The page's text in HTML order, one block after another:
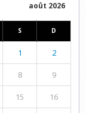
août 2026
S D
1 2
8 9
15 16